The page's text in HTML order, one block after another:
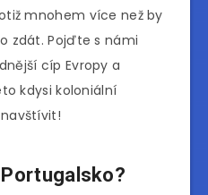
mnohem více než by
zdát. Pojďte s námi
cíp Evropy a
kdysi koloniální